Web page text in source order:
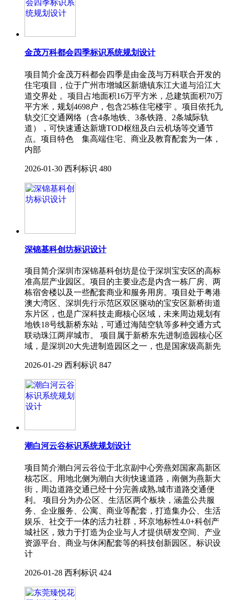
金茂万科都会四季标识系统规划设计
项目简介金茂万科都会四季是由金茂与万科联合开发的
住宅项目，位于广州市增城区新塘镇东江大道与沿江大
道交界处 。项目占地面积16万平方米，总建筑面积70万
平方米，规划4698户，包含25栋住宅楼宇 。项目依托九
轨交汇交通网络（含4条地铁、3条铁路、2条城际轨
道），可快速通达新塘TOD枢纽及白云机场等交通节
点。项目特色 集高端住宅、商业及教育配套为一体，
内部
2026-01-30 西利标识 480
深锦基科创坊标识设计
项目简介深圳市深锦基科创坊是位于深圳宝安区的高标
准高层产业园区。项目的主要业态是内含一栋厂房、两
栋宿舍楼以及一些配套商业和服务用房。项目处于粤港
澳大湾区、深圳先行示范区双区驱动的宝安区新桥街道
东片区，也是广深科技走廊核心区域，未来周边规划有
地铁18号线新桥东站，可通过海陆空轨等多种交通方式
联动珠江两岸城市。 项目属于新桥东先进制造园核心区
域，是深圳20大先进制造园区之一，也是国家级高新先
2026-01-29 西利标识 847
潮白河云谷标识系统规划设计
项目简介潮白河云谷位于北京副中心旁燕郊国家高新区
核芯区。用地北侧为潮白大街快速道路，南侧为燕新大
街，周边道路交通已经十分完善成熟,城市道路交通便
利。 项目分为办公区、生活区两个板块，涵盖公共服
务、企业服务、公寓、商业等配套，打造集办公、生活
娱乐、社交于一体的活力社群，环京地标性4.0+科创产
城社区，致力于打造为企业与人才提供研发空间、产业
资源平台、商业与休闲配套等的科技创新园区。标识设
计
2026-01-28 西利标识 424